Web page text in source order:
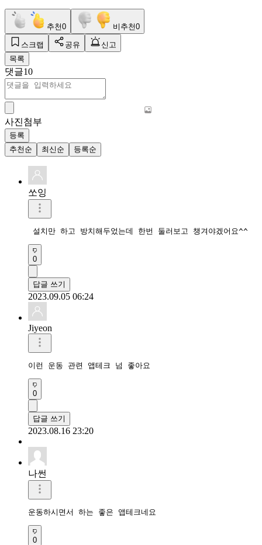
추천0 비추천0
스크랩 공유
신고
목록
댓글10
사진첨부
등록
추천순
최신순 등록순
쏘잉
설치만 하고 방치해두었는데 한번 둘러보고 챙겨야겠어요^^
0
답글 쓰기
2023.09.05 06:24
Jiyeon
이런 운동 관련 앱테크 넘 좋아요
0
답글 쓰기
2023.08.16 23:20
나썬
운동하시면서 하는 좋은 앱테크네요
0